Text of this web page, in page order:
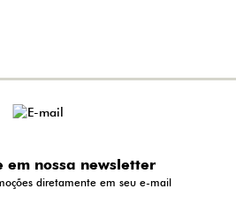
em nossa newsletter
diretamente em seu e-mail